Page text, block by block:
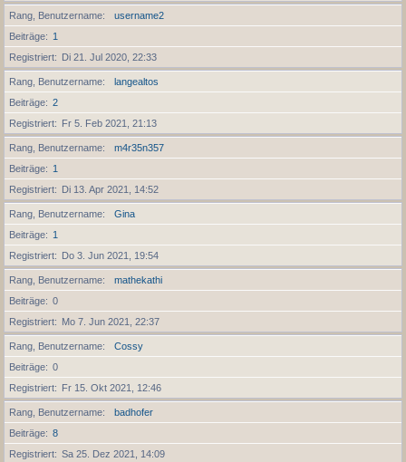
Rang, Benutzername
username2
Beiträge
1
Registriert
Di 21. Jul 2020, 22:33
Rang, Benutzername
langealtos
Beiträge
2
Registriert
Fr 5. Feb 2021, 21:13
Rang, Benutzername
m4r35n357
Beiträge
1
Registriert
Di 13. Apr 2021, 14:52
Rang, Benutzername
Gina
Beiträge
1
Registriert
Do 3. Jun 2021, 19:54
Rang, Benutzername
mathekathi
Beiträge
0
Registriert
Mo 7. Jun 2021, 22:37
Rang, Benutzername
Cossy
Beiträge
0
Registriert
Fr 15. Okt 2021, 12:46
Rang, Benutzername
badhofer
Beiträge
8
Registriert
Sa 25. Dez 2021, 14:09